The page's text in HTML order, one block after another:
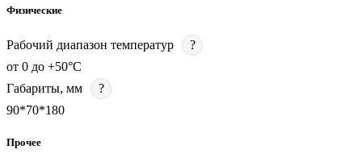
Физические
Рабочий диапазон температур
?
от 0 до +50°С
Габариты, мм
?
90*70*180
Прочее